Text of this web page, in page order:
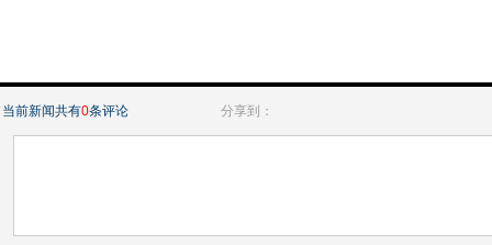
当前新闻共有0条评论 分享到：